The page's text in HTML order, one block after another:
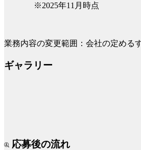
※2025年11月時点
業務内容の変更範囲：会社の定める
ギャラリー
応募後の流れ